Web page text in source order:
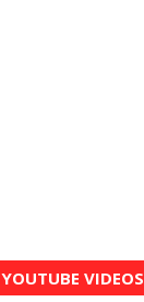
YOUTUBE VIDEOS